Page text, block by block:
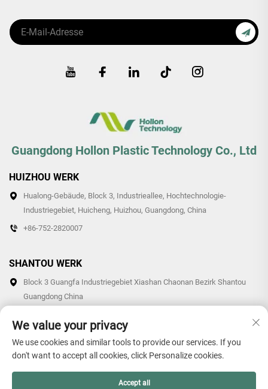
Guangdong Hollon Plastic Technology Co., Ltd
HUIZHOU WERK
Hualong-Gebäude, Block 3, Industrieallee, Hochtechnologie-
Industriegebiet, Huicheng, Huizhou, Guangdong, China
+86-752-2820007
SHANTOU WERK
Block 3 Guangfa Industriegebiet Xiashan Chaonan Bezirk Shantou
Guangdong China
Urheberrecht © 2026 Guangdong Hollon Plastic Technology Co.,
Ltd. Alle Rechte vorbehalten. -
We value your privacy
We use cookies and similar tools to provide our services. If you
don't want to accept all cookies, click Personalize cookies.
Accept all